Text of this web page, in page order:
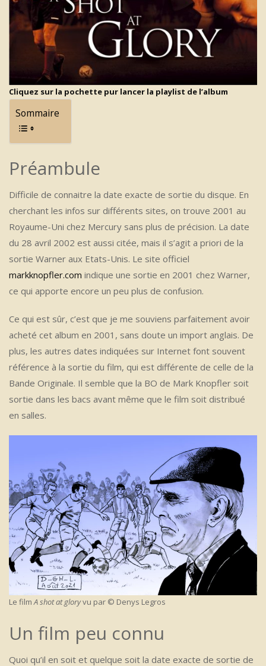
Cliquez sur la pochette pur lancer la playlist de l’album
Sommaire
Préambule
Difficile de connaitre la date exacte de sortie du disque. En
cherchant les infos sur différents sites, on trouve 2001 au
Royaume-Uni chez Mercury sans plus de précision. La date
du 28 avril 2002 est aussi citée, mais il s’agit a priori de la
sortie Warner aux Etats-Unis. Le site officiel
markknopfler.com indique une sortie en 2001 chez Warner,
ce qui apporte encore un peu plus de confusion.
Ce qui est sûr, c’est que je me souviens parfaitement avoir
acheté cet album en 2001, sans doute un import anglais. De
plus, les autres dates indiquées sur Internet font souvent
référence à la sortie du film, qui est différente de celle de la
Bande Originale. Il semble que la BO de Mark Knopfler soit
sortie dans les bacs avant même que le film soit distribué
en salles.
Le filmA shot at gloryvu par © Denys Legros
Un film peu connu
Quoi qu’il en soit et quelque soit la date exacte de sortie de